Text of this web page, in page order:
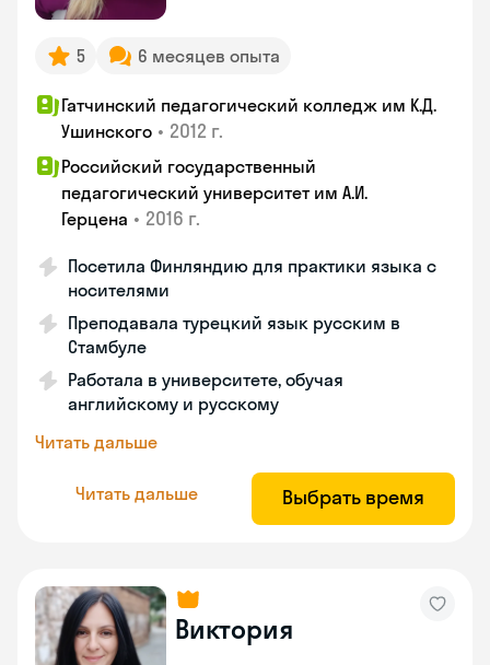
5 6 месяцев опыта
Гатчинский педагогический колледж им К.Д.
Ушинского • 2012 г.
Российский государственный
педагогический университет им А.И.
Герцена • 2016 г.
Посетила Финляндию для практики языка с
носителями
Преподавала турецкий язык русским в
Стамбуле
Работала в университете, обучая
английскому и русскому
Читать дальше
Читать дальше Выбрать время
Виктория